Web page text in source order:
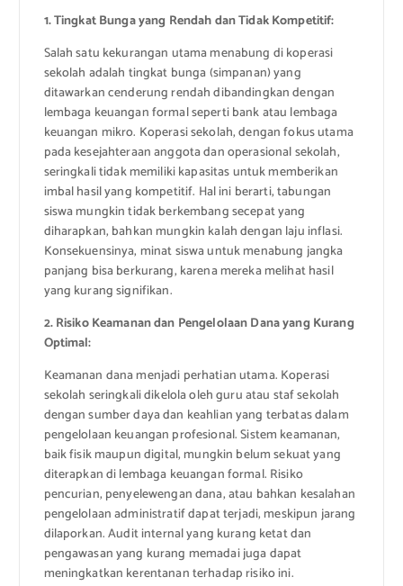
1. Tingkat Bunga yang Rendah dan Tidak Kompetitif:
Salah satu kekurangan utama menabung di koperasi
sekolah adalah tingkat bunga (simpanan) yang
ditawarkan cenderung rendah dibandingkan dengan
lembaga keuangan formal seperti bank atau lembaga
keuangan mikro. Koperasi sekolah, dengan fokus utama
pada kesejahteraan anggota dan operasional sekolah,
seringkali tidak memiliki kapasitas untuk memberikan
imbal hasil yang kompetitif. Hal ini berarti, tabungan
siswa mungkin tidak berkembang secepat yang
diharapkan, bahkan mungkin kalah dengan laju inflasi.
Konsekuensinya, minat siswa untuk menabung jangka
panjang bisa berkurang, karena mereka melihat hasil
yang kurang signifikan.
2. Risiko Keamanan dan Pengelolaan Dana yang Kurang
Optimal:
Keamanan dana menjadi perhatian utama. Koperasi
sekolah seringkali dikelola oleh guru atau staf sekolah
dengan sumber daya dan keahlian yang terbatas dalam
pengelolaan keuangan profesional. Sistem keamanan,
baik fisik maupun digital, mungkin belum sekuat yang
diterapkan di lembaga keuangan formal. Risiko
pencurian, penyelewengan dana, atau bahkan kesalahan
pengelolaan administratif dapat terjadi, meskipun jarang
dilaporkan. Audit internal yang kurang ketat dan
pengawasan yang kurang memadai juga dapat
meningkatkan kerentanan terhadap risiko ini.